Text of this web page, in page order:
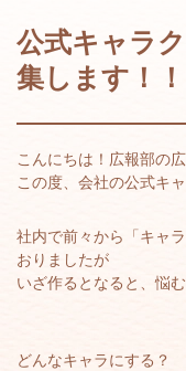
公式キャラ
集します！！
こんにちは！広報部の広
この度、会社の公式キ
社内で前々から「キャ
おりましたが
いざ作るとなると、悩む
どんなキャラにする？